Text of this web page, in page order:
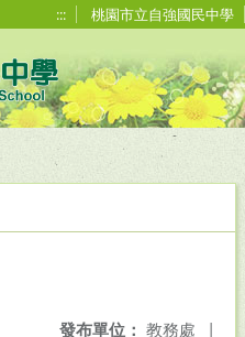
::: 桃園市立自強國民中學
發布單位： 教務處 |